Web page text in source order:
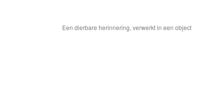
Een dierbare herinnering, verwerkt in een object